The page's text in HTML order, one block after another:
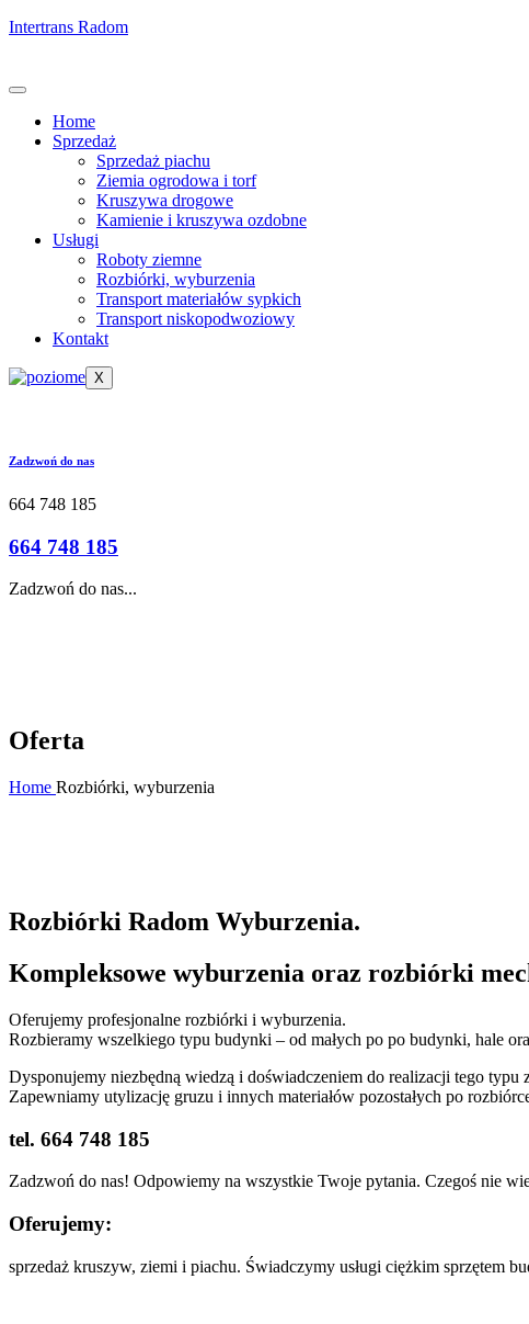
Intertrans Radom
Home
Sprzedaż
Sprzedaż piachu
Ziemia ogrodowa i torf
Kruszywa drogowe
Kamienie i kruszywa ozdobne
Usługi
Roboty ziemne
Rozbiórki, wyburzenia
Transport materiałów sypkich
Transport niskopodwoziowy
Kontakt
X
Zadzwoń do nas
664 748 185
664 748 185
Zadzwoń do nas...
Oferta
Home Rozbiórki, wyburzenia
Rozbiórki Radom Wyburzenia.
Kompleksowe wyburzenia oraz rozbiórki
Oferujemy profesjonalne rozbiórki i wyburzenia.
Rozbieramy wszelkiego typu budynki – od małych po po budynki, hale
Dysponujemy niezbędną wiedzą i doświadczeniem do realizacji tego
Zapewniamy utylizację gruzu i innych materiałów pozostałych po
tel. 664 748 185
Zadzwoń do nas! Odpowiemy na wszystkie Twoje pytania. Czegoś nie
Oferujemy:
sprzedaż kruszyw, ziemi i piachu. Świadczymy usługi ciężkim sprzętem